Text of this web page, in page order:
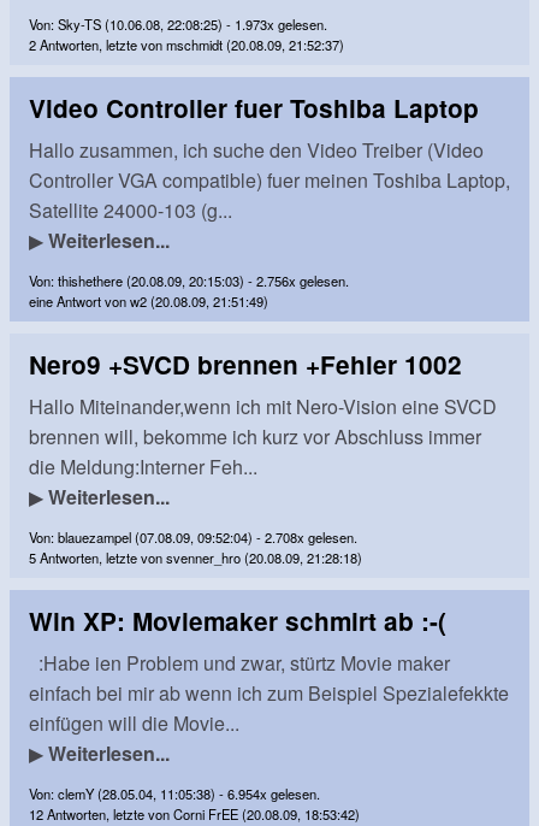
Von: Sky-TS (10.06.08, 22:08:25) - 1.973x gelesen.
2 Antworten, letzte von mschmidt (20.08.09, 21:52:37)
Video Controller fuer Toshiba Laptop
Hallo zusammen, ich suche den Video Treiber (Video
Controller VGA compatible) fuer meinen Toshiba Laptop,
Satellite 24000-103 (g...
▶Weiterlesen...
Von: thishethere (20.08.09, 20:15:03) - 2.756x gelesen.
eine Antwort von w2 (20.08.09, 21:51:49)
Nero9 +SVCD brennen +Fehler 1002
Hallo Miteinander,wenn ich mit Nero-Vision eine SVCD
brennen will, bekomme ich kurz vor Abschluss immer
die Meldung:Interner Feh...
▶Weiterlesen...
Von: blauezampel (07.08.09, 09:52:04) - 2.708x gelesen.
5 Antworten, letzte von svenner_hro (20.08.09, 21:28:18)
Win XP: Moviemaker schmirt ab :-(
:Habe ien Problem und zwar, stürtz Movie maker
einfach bei mir ab wenn ich zum Beispiel Spezialefekkte
einfügen will die Movie...
▶Weiterlesen...
Von: clemY (28.05.04, 11:05:38) - 6.954x gelesen.
12 Antworten, letzte von Corni FrEE (20.08.09, 18:53:42)